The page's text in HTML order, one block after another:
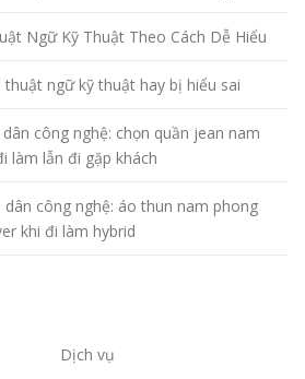
Ngữ Kỹ Thuật Theo Cách Dễ Hiểu
ngữ kỹ thuật hay bị hiểu sai
công nghệ: chọn quần jean nam
làm lẫn đi gặp khách
công nghệ: áo thun nam phong
khi đi làm hybrid
Dịch vụ